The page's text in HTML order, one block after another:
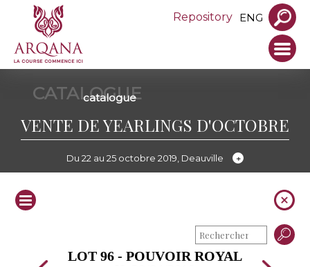
Repository ENG
CATALOGUE
catalogue
VENTE DE YEARLINGS D'OCTOBRE
Du 22 au 25 octobre 2019, Deauville
LOT 96 - POUVOIR ROYAL